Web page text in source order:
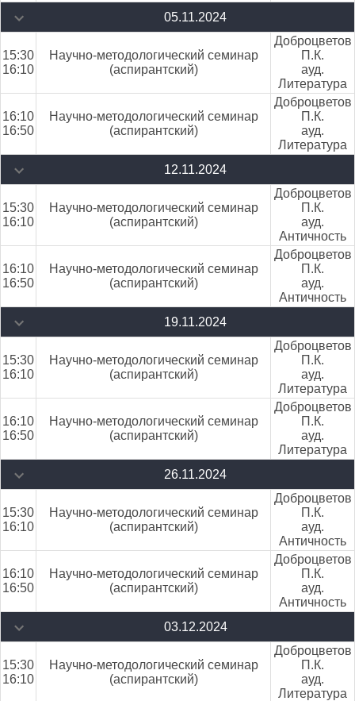
05.11.2024
15:30
16:10
Научно-методологический семинар
(аспирантский)
Доброцветов
П.К.
ауд.
Литература
16:10
16:50
Научно-методологический семинар
(аспирантский)
Доброцветов
П.К.
ауд.
Литература
12.11.2024
15:30
16:10
Научно-методологический семинар
(аспирантский)
Доброцветов
П.К.
ауд.
Античность
16:10
16:50
Научно-методологический семинар
(аспирантский)
Доброцветов
П.К.
ауд.
Античность
19.11.2024
15:30
16:10
Научно-методологический семинар
(аспирантский)
Доброцветов
П.К.
ауд.
Литература
16:10
16:50
Научно-методологический семинар
(аспирантский)
Доброцветов
П.К.
ауд.
Литература
26.11.2024
15:30
16:10
Научно-методологический семинар
(аспирантский)
Доброцветов
П.К.
ауд.
Античность
16:10
16:50
Научно-методологический семинар
(аспирантский)
Доброцветов
П.К.
ауд.
Античность
03.12.2024
15:30
16:10
Научно-методологический семинар
(аспирантский)
Доброцветов
П.К.
ауд.
Литература